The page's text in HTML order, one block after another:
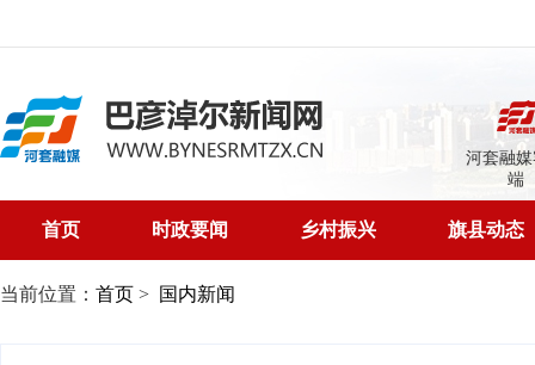
河套融
端
首页 时政要闻 乡村振兴 旗县动态
当前位置： 首页 > 国内新闻